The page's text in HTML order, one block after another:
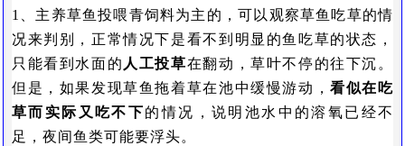
1、主养草鱼投喂青饲料为主的，可以观察草鱼吃草的情
况来判别，正常情况下是看不到明显的鱼吃草的状态，
只能看到水面的 人工投草在翻动，草叶不停的往下沉。
但是，如果发现草鱼拖着草在池中缓慢游动，看似在吃
草而实际又吃不下的情况，说明池水中的溶氧已经不
足，夜间鱼类可能要浮头。